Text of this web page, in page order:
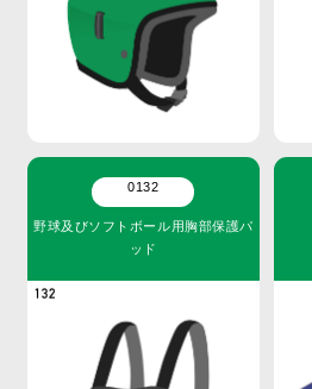
0132
野球及びソフトボール用胸部保護パ
ッド